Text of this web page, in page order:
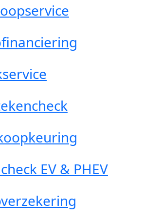
EV & PHEV